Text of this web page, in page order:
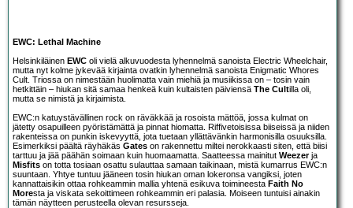
EWC: Lethal Machine
Helsinkiläinen EWC oli vielä alkuvuodesta lyhennelmä sanoista Electric Wheelchair,
mutta nyt kolme jykevää kirjainta ovatkin lyhennelmä sanoista Enigmatic Whores
Cult. Triossa on nimestään huolimatta vain miehiä ja musiikissa on – tosin vain
hetkittäin – hiukan sitä samaa henkeä kuin kultaisten päiviensä The Cultilla oli,
mutta se nimistä ja kirjaimista.
EWC:n katuystävällinen rock on räväkkää ja rosoista mättöä, jossa kulmat on
jätetty osapuilleen pyöristämättä ja pinnat hiomatta. Riffivetoisissa biiseissä ja niiden
rakenteissa on punkin iskevyyttä, jota tuetaan yllättävänkin harmonisilla osuuksilla.
Esimerkiksi päältä räyhäkäs Gates on rakennettu miltei nerokkaasti siten, että biisi
tarttuu ja jää päähän soimaan kuin huomaamatta. Saatteessa mainitut Weezerja
Misfits on totta tosiaan osattu sulauttaa samaan taikinaan, mistä kumarrus EWC:n
suuntaan. Yhtye tuntuu jääneen tosin hiukan oman lokeronsa vangiksi, joten
kannattaisikin ottaa rohkeammin mallia yhtenä esikuva toimineesta Faith No
Moresta ja viskata sekoittimeen rohkeammin eri palasia. Moiseen tuntuisi ainakin
tämän näytteen perusteella olevan resursseja.